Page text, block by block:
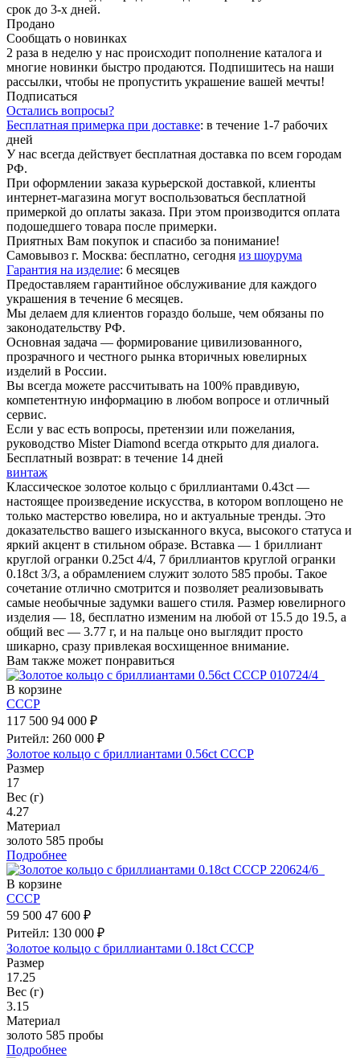
срок до 3-х дней.
Продано
Сообщать о новинках
2 раза в неделю у нас происходит пополнение каталога и
многие новинки быстро продаются. Подпишитесь на наши
рассылки, чтобы не пропустить украшение вашей мечты!
Подписаться
Остались вопросы?
Бесплатная примерка при доставке: в течение 1-7 рабочих
дней
У нас всегда действует бесплатная доставка по всем городам
РФ.
При оформлении заказа курьерской доставкой, клиенты
интернет-магазина могут воспользоваться бесплатной
примеркой до оплаты заказа. При этом производится оплата
подошедшего товара после примерки.
Приятных Вам покупок и спасибо за понимание!
Самовывоз г. Москва: бесплатно, сегодня из шоурума
Гарантия на изделие: 6 месяцев
Предоставляем гарантийное обслуживание для каждого
украшения в течение 6 месяцев.
Мы делаем для клиентов гораздо больше, чем обязаны по
законодательству РФ.
Основная задача — формирование цивилизованного,
прозрачного и честного рынка вторичных ювелирных
изделий в России.
Вы всегда можете рассчитывать на 100% правдивую,
компетентную информацию в любом вопросе и отличный
сервис.
Если у вас есть вопросы, претензии или пожелания,
руководство Mister Diamond всегда открыто для диалога.
Бесплатный возврат: в течение 14 дней
винтаж
Классическое золотое кольцо с бриллиантами 0.43ct —
настоящее произведение искусства, в котором воплощено не
только мастерство ювелира, но и актуальные тренды. Это
доказательство вашего изысканного вкуса, высокого статуса и
яркий акцент в стильном образе. Вставка — 1 бриллиант
круглой огранки 0.25ct 4/4, 7 бриллиантов круглой огранки
0.18ct 3/3, а обрамлением служит золото 585 пробы. Такое
сочетание отлично смотрится и позволяет реализовывать
самые необычные задумки вашего стиля. Размер ювелирного
изделия — 18, бесплатно изменим на любой от 15.5 до 19.5, а
общий вес — 3.77 г, и на пальце оно выглядит просто
шикарно, сразу привлекая восхищенное внимание.
Вам также может понравиться
В корзине
СССР
117 500 94 000 ₽
Ритейл: 260 000 ₽
Золотое кольцо с бриллиантами 0.56ct СССР
Размер
17
Вес (г)
4.27
Материал
золото 585 пробы
Подробнее
В корзине
СССР
59 500 47 600 ₽
Ритейл: 130 000 ₽
Золотое кольцо с бриллиантами 0.18ct СССР
Размер
17.25
Вес (г)
3.15
Материал
золото 585 пробы
Подробнее